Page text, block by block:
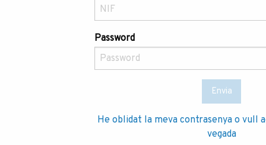
Password
Envia
He oblidat la meva contrasenya o vull
vegada